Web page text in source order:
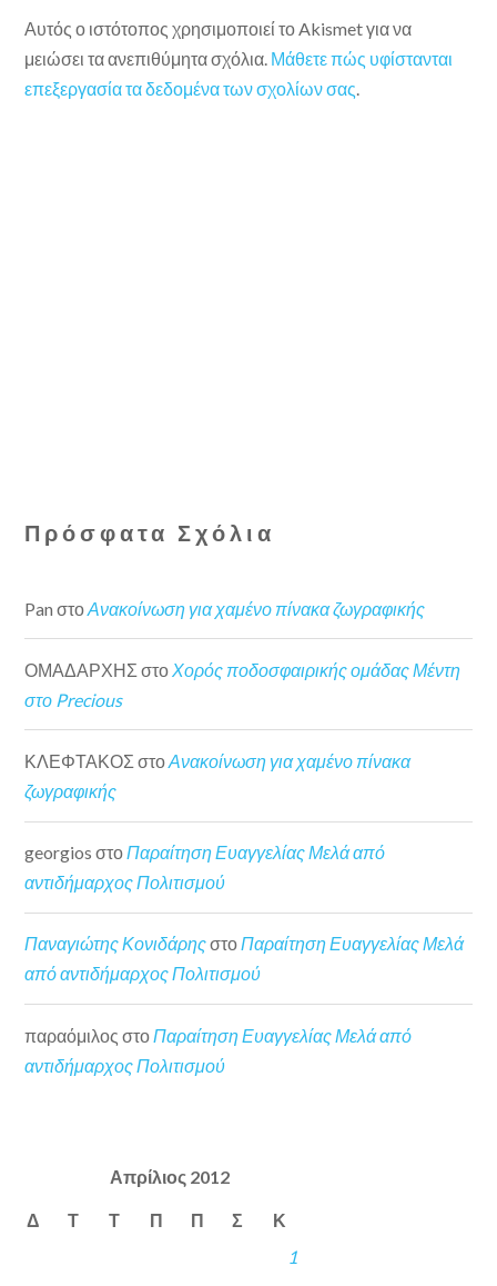
Αυτός ο ιστότοπος χρησιμοποιεί το Akismet για να
μειώσει τα ανεπιθύμητα σχόλια. Μάθετε πώς υφίστανται
επεξεργασία τα δεδομένα των σχολίων σας
Πρόσφατα Σχόλια
Pan στοΑνακοίνωση για χαμένο πίνακα ζωγραφικής
ΟΜΑΔΑΡΧΗΣ στοΧορός ποδοσφαιρικής ομάδας Μέντη
στο Precious
ΚΛΕΦΤΑΚΟΣ στοΑνακοίνωση για χαμένο πίνακα
ζωγραφικής
georgios στοΠαραίτηση Ευαγγελίας Μελά από
αντιδήμαρχος Πολιτισμού
Παναγιώτης ΚονιδάρηςστοΠαραίτηση Ευαγγελίας Μελά
από αντιδήμαρχος Πολιτισμού
παραόμιλος στο Παραίτηση Ευαγγελίας Μελά από
αντιδήμαρχος Πολιτισμού
Απρίλιος 2012
Δ Τ Τ Π Π Σ Κ
1